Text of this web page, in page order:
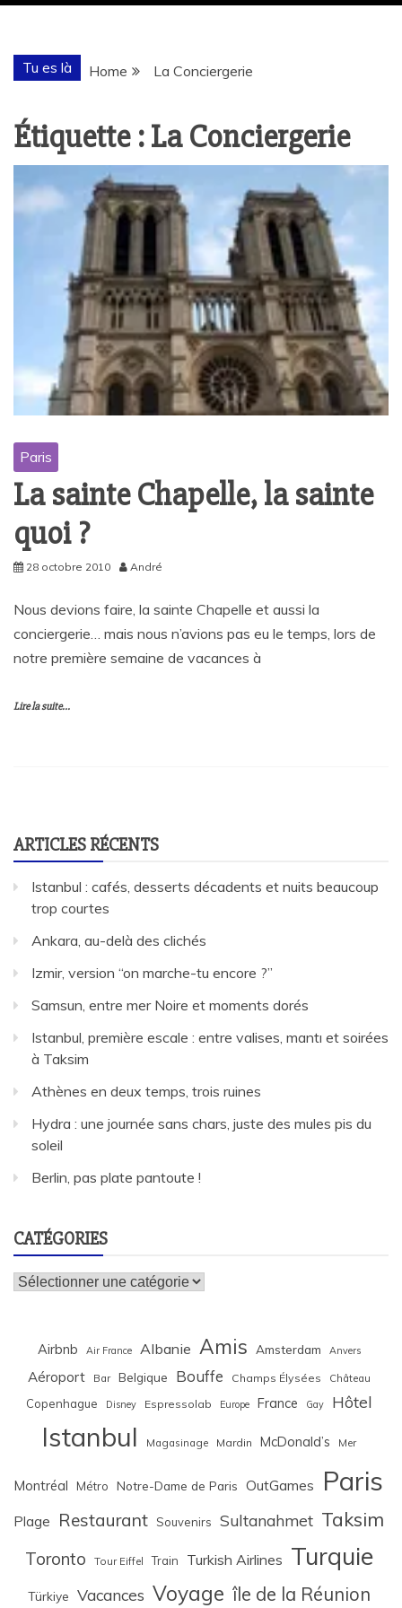
Tu es là Home La Conciergerie
Étiquette :La Conciergerie
Paris
La sainte Chapelle, la sainte
quoi ?
28 octobre 2010 André
Nous devions faire, la sainte Chapelle et aussi la
conciergerie… mais nous n’avions pas eu le temps, lors de
notre première semaine de vacances à
Lire la suite...
ARTICLES RÉCENTS
Istanbul : cafés, desserts décadents et nuits beaucoup
trop courtes
Ankara, au-delà des clichés
Izmir, version “on marche-tu encore ?”
Samsun, entre mer Noire et moments dorés
Istanbul, première escale : entre valises, mantı et soirées
à Taksim
Athènes en deux temps, trois ruines
Hydra : une journée sans chars, juste des mules pis du
soleil
Berlin, pas plate pantoute !
CATÉGORIES
Catégories
Airbnb Air France Albanie Amis Amsterdam Anvers
Aéroport Bar Belgique Bouffe Champs Élysées Château
Copenhague Disney Espressolab Europe France Gay Hôtel
Istanbul Magasinage Mardin McDonald’s Mer
Montréal Métro Notre-Dame de Paris OutGames Paris
Plage Restaurant Souvenirs Sultanahmet Taksim
Toronto Tour Eiffel Train Turkish Airlines Turquie
Türkiye Vacances Voyage île de la Réunion